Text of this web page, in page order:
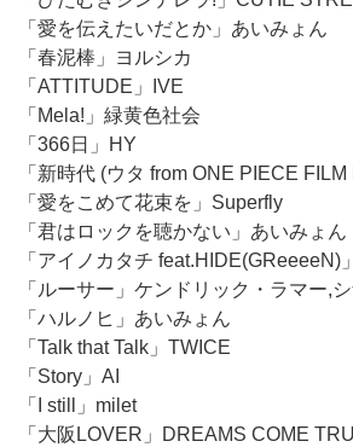
「愛を伝えたいだとか」あいみょん
「春泥棒」ヨルシカ
「ATTITUDE」IVE
「Mela!」緑黄色社会
「366日」HY
「新時代 (ウタ from ONE PIECE
「愛をこめて花束を」Superfly
「君はロックを聴かない」あいみょん
「アイノカタチ feat.HIDE(GReeeeN)
「ルーサー」ケンドリック・ラマー,
「ハルノヒ」あいみょん
「Talk that Talk」TWICE
「Story」AI
「I still」milet
「大阪LOVER」DREAMS COME